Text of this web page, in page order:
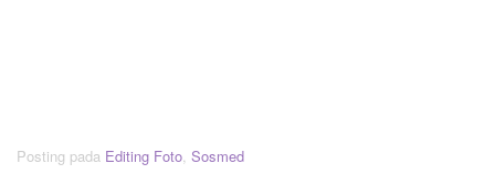
Posting pada Editing Foto, Sosmed